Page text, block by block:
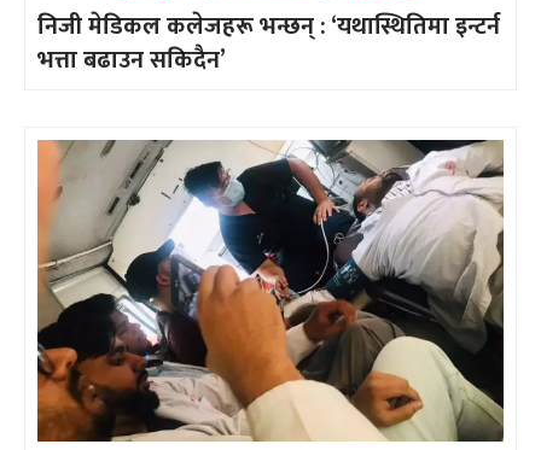
निजी मेडिकल कलेजहरू भन्छन् : ‘यथास्थितिमा इन्टर्न
भत्ता बढाउन सकिदैन’